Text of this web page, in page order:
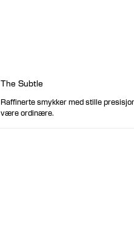
The Subtle
Raffinerte smykker med stille
være ordinære.